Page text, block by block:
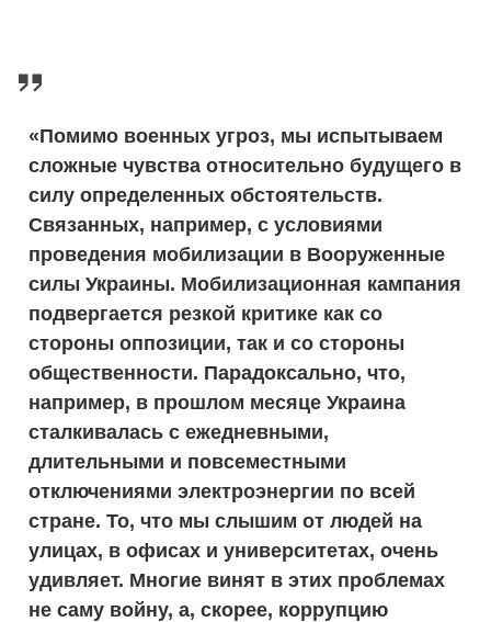
«Помимо военных угроз, мы испытываем
сложные чувства относительно будущего в
силу определенных обстоятельств.
Связанных, например, с условиями
проведения мобилизации в Вооруженные
силы Украины. Мобилизационная кампания
подвергается резкой критике как со
стороны оппозиции, так и со стороны
общественности. Парадоксально, что,
например, в прошлом месяце Украина
сталкивалась с ежедневными,
длительными и повсеместными
отключениями электроэнергии по всей
стране. То, что мы слышим от людей на
улицах, в офисах и университетах, очень
удивляет. Многие винят в этих проблемах
не саму войну, а, скорее, коррупцию